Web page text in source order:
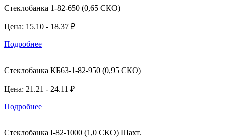
Стеклобанка 1-82-650 (0,65 СКО)
Цена: 15.10 - 18.37 ₽
Подробнее
Стеклобанка КБ63-1-82-950 (0,95 СКО)
Цена: 21.21 - 24.11 ₽
Подробнее
Стеклобанка I-82-1000 (1,0 СКО) Шахт.